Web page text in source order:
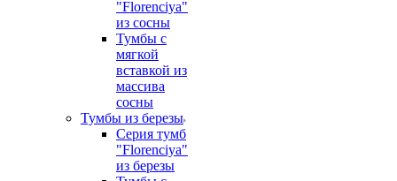
"Florenciya"
из сосны
Тумбы с
мягкой
вставкой из
массива
сосны
Тумбы из березы
Серия тумб
"Florenciya"
из березы